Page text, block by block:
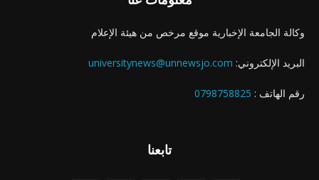
وكالة الجامعة الإخبارية موقع مرخص من هيئة الإعلام
البريد الإلكتروني: universitynews@unnewsjo.com
رقم الهاتف : 0798758825
تابعنا